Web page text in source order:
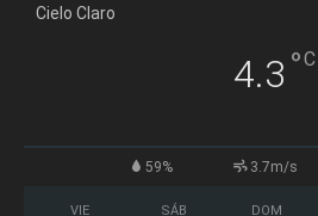
Cielo Claro
4.3 °C
59% 3.7m/s
VIE SÁB DOM